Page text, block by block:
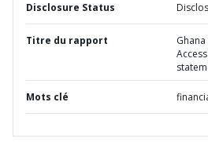
Disclosure Status
Titre du rapport
Mots clé